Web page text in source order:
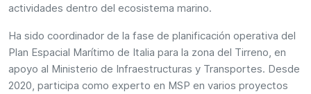
actividades dentro del ecosistema marino.
Ha sido coordinador de la fase de planificación operativa del
Plan Espacial Marítimo de Italia para la zona del Tirreno, en
apoyo al Ministerio de Infraestructuras y Transportes. Desde
2020, participa como experto en MSP en varios proyectos